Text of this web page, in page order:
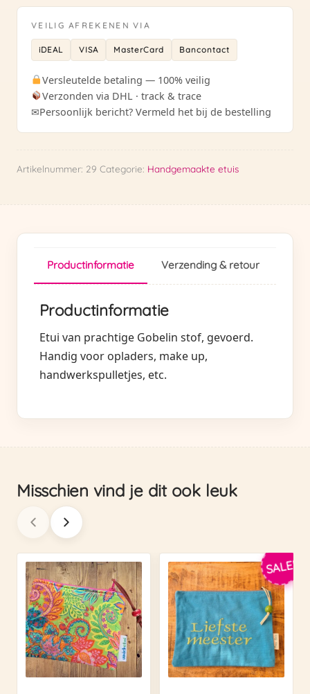
ruit
aantal
VEILIG AFREKENEN VIA
iDEAL VISA MasterCard Bancontact
Versleutelde betaling — 100% veilig
Verzonden via DHL · track & trace
✉Persoonlijk bericht? Vermeld het bij de bestelling
Artikelnummer: 29 Categorie: Handgemaakte etuis
Productinformatie Verzending & retour
Productinformatie
Etui van prachtige Gobelin stof, gevoerd.
Handig voor opladers, make up,
handwerkspulletjes, etc.
Misschien vind je dit ook leuk
SALE!